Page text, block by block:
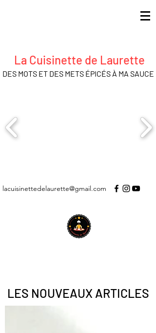
La Cuisinette de Laurette
DES MOTS ET DES METS ÉPICÉS À MA SAUCE
lacuisinettedelaurette@gmail.com
LES NOUVEAUX ARTICLES